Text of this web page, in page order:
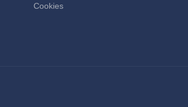
Cookies